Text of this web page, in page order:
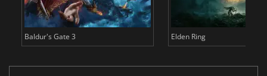
Baldur's Gate 3 Elden Ring